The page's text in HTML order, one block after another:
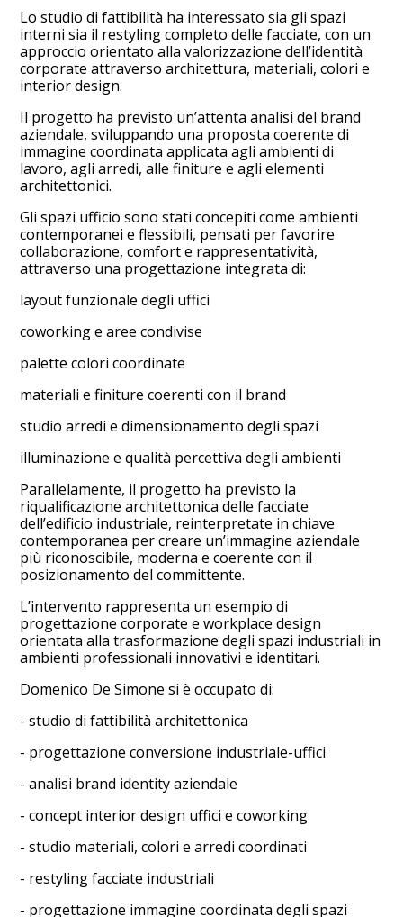
Lo studio di fattibilità ha interessato sia gli spazi
interni sia il restyling completo delle facciate, con un
approccio orientato alla valorizzazione dell’identità
corporate attraverso architettura, materiali, colori e
interior design.
Il progetto ha previsto un’attenta analisi del brand
aziendale, sviluppando una proposta coerente di
immagine coordinata applicata agli ambienti di
lavoro, agli arredi, alle finiture e agli elementi
architettonici.
Gli spazi ufficio sono stati concepiti come ambienti
contemporanei e flessibili, pensati per favorire
collaborazione, comfort e rappresentatività,
attraverso una progettazione integrata di:
layout funzionale degli uffici
coworking e aree condivise
palette colori coordinate
materiali e finiture coerenti con il brand
studio arredi e dimensionamento degli spazi
illuminazione e qualità percettiva degli ambienti
Parallelamente, il progetto ha previsto la
riqualificazione architettonica delle facciate
dell’edificio industriale, reinterpretate in chiave
contemporanea per creare un’immagine aziendale
più riconoscibile, moderna e coerente con il
posizionamento del committente.
L’intervento rappresenta un esempio di
progettazione corporate e workplace design
orientata alla trasformazione degli spazi industriali in
ambienti professionali innovativi e identitari.
Domenico De Simone si è occupato di:
- studio di fattibilità architettonica
- progettazione conversione industriale-uffici
- analisi brand identity aziendale
- concept interior design uffici e coworking
- studio materiali, colori e arredi coordinati
- restyling facciate industriali
- progettazione immagine coordinata degli spazi